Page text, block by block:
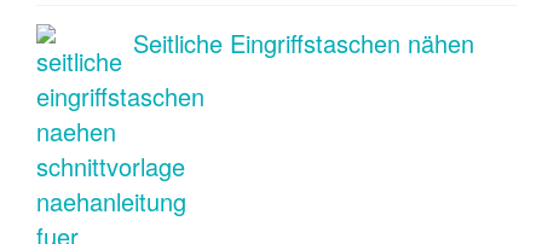
Seitliche Eingriffstaschen nähen